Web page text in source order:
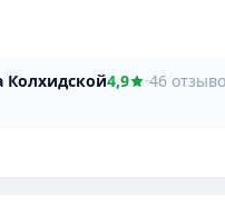
Колхидской4,9 ·46